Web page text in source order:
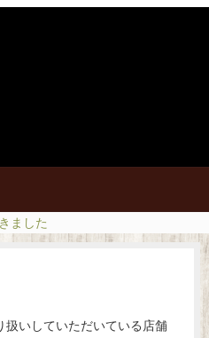
ました
扱いしていただいている店舗